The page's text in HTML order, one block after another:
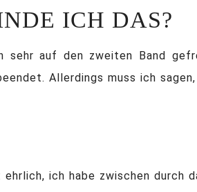
ICH DAS?
sehr auf den zweiten Band
Allerdings muss ich
ich habe zwischen